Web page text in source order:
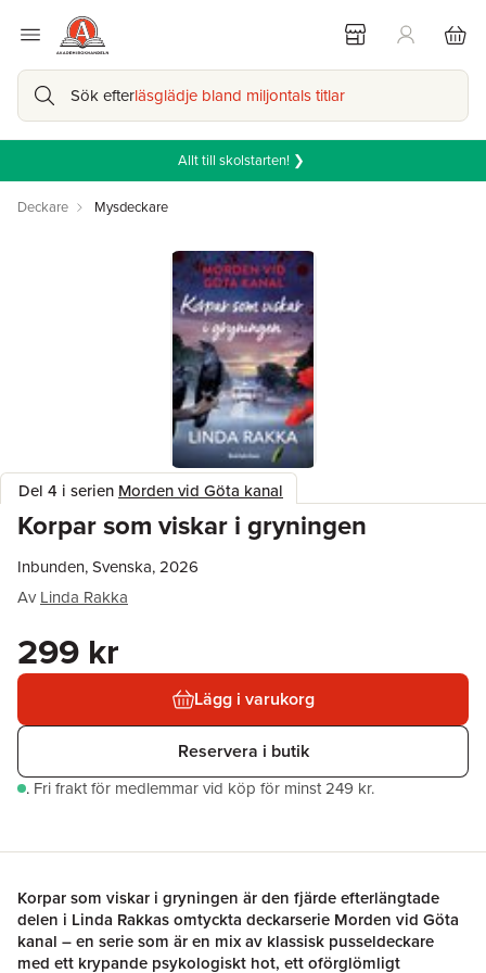
Sök efterläsglädje bland miljontals titlar
Allt till skolstarten! ❯
Deckare Mysdeckare
Del 4 i serien Morden vid Göta kanal
Korpar som viskar i gryningen
Inbunden, Svenska, 2026
Av Linda Rakka
299 kr
Lägg i varukorg
Reservera i butik
. Fri frakt för medlemmar vid köp för minst 249 kr.
Korpar som viskar i gryningen är den fjärde efterlängtade
delen i Linda Rakkas omtyckta deckarserie Morden vid Göta
kanal – en serie som är en mix av klassisk pusseldeckare
med ett krypande psykologiskt hot, ett oförglömligt